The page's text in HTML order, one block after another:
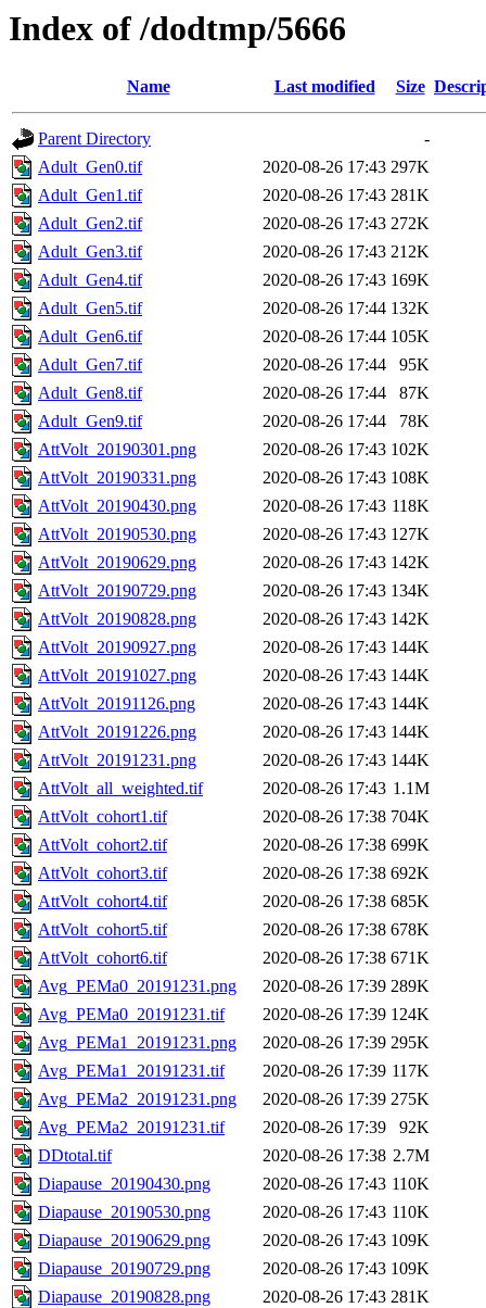
Index of /dodtmp/5666
Name Last modified Size
Parent Directory
-
Adult_Gen0.tif
2020-08-26 17:43 297K
Adult_Gen1.tif
2020-08-26 17:43 281K
Adult_Gen2.tif
2020-08-26 17:43 272K
Adult_Gen3.tif
2020-08-26 17:43 212K
Adult_Gen4.tif
2020-08-26 17:43 169K
Adult_Gen5.tif
2020-08-26 17:44 132K
Adult_Gen6.tif
2020-08-26 17:44 105K
Adult_Gen7.tif
2020-08-26 17:44
95K
Adult_Gen8.tif
2020-08-26 17:44
87K
Adult_Gen9.tif
2020-08-26 17:44
78K
AttVolt_20190301.png
2020-08-26 17:43 102K
AttVolt_20190331.png
2020-08-26 17:43 108K
AttVolt_20190430.png
2020-08-26 17:43 118K
AttVolt_20190530.png
2020-08-26 17:43 127K
AttVolt_20190629.png
2020-08-26 17:43 142K
AttVolt_20190729.png
2020-08-26 17:43 134K
AttVolt_20190828.png
2020-08-26 17:43 142K
AttVolt_20190927.png
2020-08-26 17:43 144K
AttVolt_20191027.png
2020-08-26 17:43 144K
AttVolt_20191126.png
2020-08-26 17:43 144K
AttVolt_20191226.png
2020-08-26 17:43 144K
AttVolt_20191231.png
2020-08-26 17:43 144K
AttVolt_all_weighted.tif
2020-08-26 17:43 1.1M
AttVolt_cohort1.tif
2020-08-26 17:38 704K
AttVolt_cohort2.tif
2020-08-26 17:38 699K
AttVolt_cohort3.tif
2020-08-26 17:38 692K
AttVolt_cohort4.tif
2020-08-26 17:38 685K
AttVolt_cohort5.tif
2020-08-26 17:38 678K
AttVolt_cohort6.tif
2020-08-26 17:38 671K
Avg_PEMa0_20191231.png
2020-08-26 17:39 289K
Avg_PEMa0_20191231.tif
2020-08-26 17:39 124K
Avg_PEMa1_20191231.png
2020-08-26 17:39 295K
Avg_PEMa1_20191231.tif
2020-08-26 17:39 117K
Avg_PEMa2_20191231.png
2020-08-26 17:39 275K
Avg_PEMa2_20191231.tif
2020-08-26 17:39
92K
DDtotal.tif
2020-08-26 17:38 2.7M
Diapause_20190430.png
2020-08-26 17:43 110K
Diapause_20190530.png
2020-08-26 17:43 110K
Diapause_20190629.png
2020-08-26 17:43 109K
Diapause_20190729.png
2020-08-26 17:43 109K
Diapause_20190828.png
2020-08-26 17:43 281K